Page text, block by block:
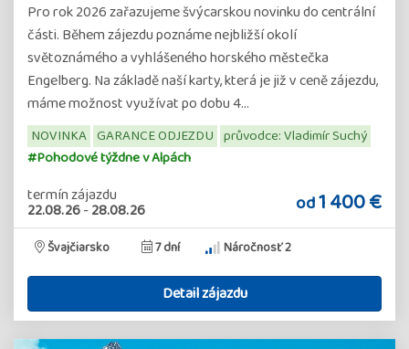
Pro rok 2026 zařazujeme švýcarskou novinku do centrální
části. Během zájezdu poznáme nejbližší okolí
světoznámého a vyhlášeného horského městečka
Engelberg. Na základě naší karty, která je již v ceně zájezdu,
máme možnost využívat po dobu 4…
NOVINKA GARANCE ODJEZDU průvodce: Vladimír Suchý
#Pohodové týždne v Alpách
termín zájazdu
22.08.26-28.08.26 od1 400 €
Švajčiarsko 7 dní Náročnosť 2
Detail zájazdu